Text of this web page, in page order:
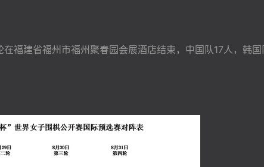
建省福州市福州聚春园会展酒店结束，中国队17人，韩国